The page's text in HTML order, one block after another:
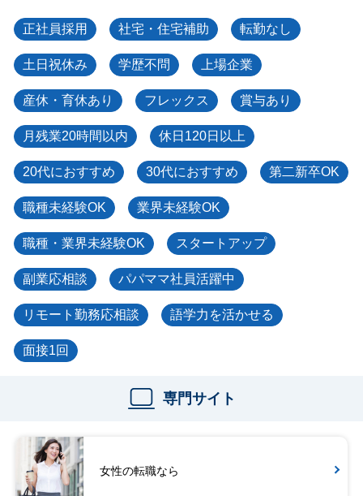
正社員採用 社宅・住宅補助 転勤なし
土日祝休み 学歴不問 上場企業
産休・育休あり フレックス 賞与あり
月残業20時間以内 休日120日以上
20代におすすめ 30代におすすめ 第二新卒OK
職種未経験OK 業界未経験OK
職種・業界未経験OK スタートアップ
副業応相談 パパママ社員活躍中
リモート勤務応相談 語学力を活かせる
面接1回
専門サイト
女性の転職なら